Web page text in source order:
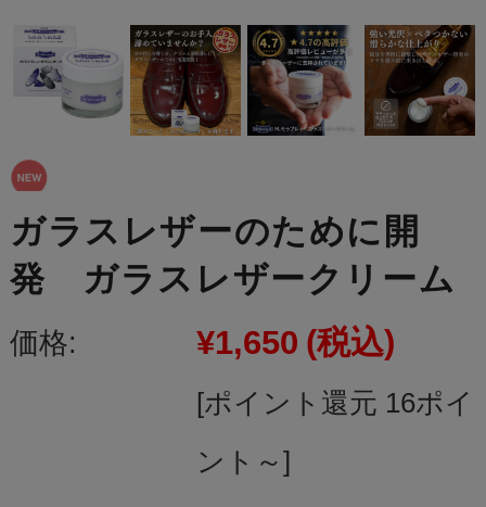
ガラスレザーのために開
発 ガラスレザークリーム
価格: ¥1,650 (税込)
[ポイント還元 16ポイ
ント～]